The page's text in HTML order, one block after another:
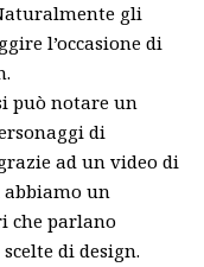
gli
l’occasione di
può notare un
di
ad un video di
un
che parlano
di design.